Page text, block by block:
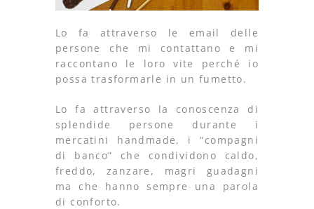
Lo fa attraverso le email delle
persone che mi contattano e mi
raccontano le loro vite perché io
possa trasformarle in un fumetto.
Lo fa attraverso la conoscenza di
splendide persone durante i
mercatini handmade, i “compagni
di banco” che condividono caldo,
freddo, zanzare, magri guadagni
ma che hanno sempre una parola
di conforto.